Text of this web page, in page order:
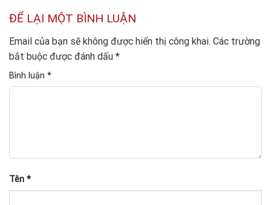
ĐỂ LẠI MỘT BÌNH LUẬN
Email của bạn sẽ không được hiển thị công khai. Các trường
bắt buộc được đánh dấu *
Bình luận *
Tên *